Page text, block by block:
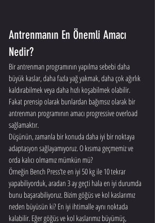
Antrenmanın En Önemli Amacı
Nedir?
Bir antrenman programının yapılma sebebi daha
büyük kaslar, daha fazla yağ yakmak, daha çok ağırlık
kaldırabilmek veya daha hızlı koşabilmek olabilir.
Fakat prensip olarak bunlardan bağımsız olarak bir
antrenman programının amacı progressive overload
sağlamaktır.
Düşünün, zamanla bir konuda daha iyi bir noktaya
adaptasyon sağlayamıyoruz. O kısıma geçmemiz ve
orda kalıcı olmamız mümkün mü?
Örneğin Bench Press’te en iyi 50 kg ile 10 tekrar
yapabiliyorduk, aradan 3 ay geçti hala en iyi durumda
bunu başarabiliyoruz. Bizim göğüs ve kol kaslarımız
neden büyüsün ki? En iyi ihtimalle aynı noktada
kalabilir. Eğer göğüs ve kol kaslarımız büyümüş,